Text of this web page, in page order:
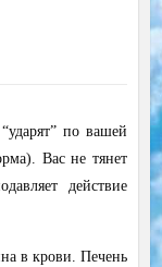
по вашей
Вас не тянет
действие
в крови. Печень